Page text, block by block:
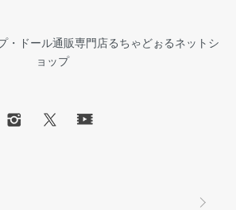
・ドール通販専門店るちゃどぉるネットシ
ョップ